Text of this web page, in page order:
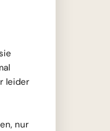
leider
nur